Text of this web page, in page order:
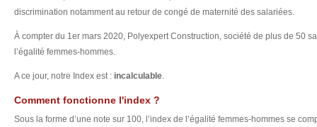
discrimination notamment au retour de congé de maternité des salariées.
À compter du 1er mars 2020, Polyexpert Construction, société de plus de 50
l’égalité femmes-hommes.
A ce jour, notre Index est : incalculable.
Comment fonctionne l'index ?
Sous la forme d’une note sur 100, l’index de l’égalité femmes-hommes se